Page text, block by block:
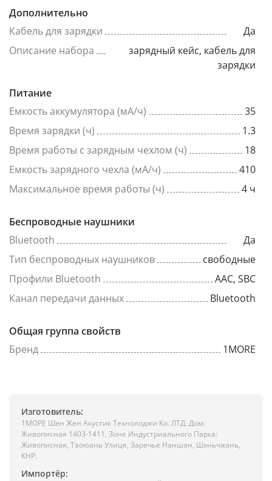
Дополнительно
Кабель для зарядки
Да
Описание набора
зарядный кейс, кабель для
зарядки
Питание
Емкость аккумулятора (мА/ч)
35
Время зарядки (ч)
1.3
Время работы с зарядным чехлом (ч)
18
Емкость зарядного чехла (мА/ч)
410
Максимальное время работы (ч)
4 ч
Беспроводные наушники
Bluetooth
Да
Тип беспроводных наушников
свободные
Профили Bluetooth
АAC, SBC
Канал передачи данных
Bluetooth
Общая группа свойств
Бренд
1MORE
Изготовитель:
1МОРЕ Шен Жен Акустик Технолоджи Ко. ЛТД. Дом:
Живописная 1403-1411, Зоне Индустриального Парка:
Живописная, Таоюань Улице, Заречье Наншан, Шэньчжэнь,
КНР.
Импортёр: